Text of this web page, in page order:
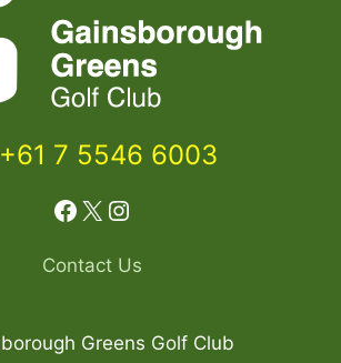
7 5546 6003
Facebook
X Instagram
Contact Us
Greens Golf Club